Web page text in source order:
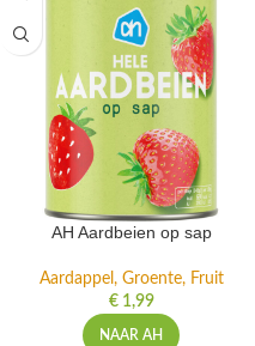
AH Aardbeien op sap
Aardappel, Groente, Fruit
€1,99
NAAR AH